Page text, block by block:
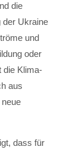
die
der Ukraine
und
oder
die Klima-
aus
dass für